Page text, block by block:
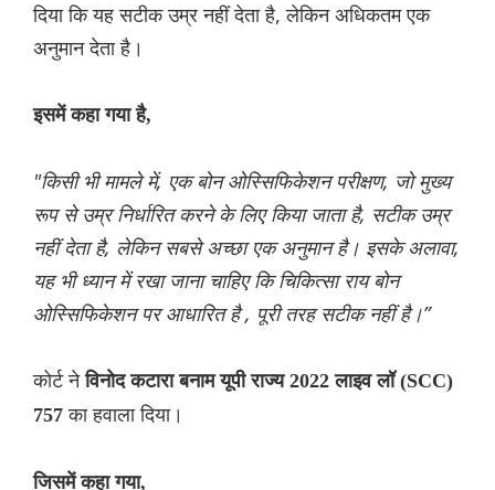
दिया कि यह सटीक उम्र नहीं देता है, लेकिन अधिकतम एक
अनुमान देता है।
इसमें कहा गया है,
"किसी भी मामले में, एक बोन ओस्सिफिकेशन परीक्षण, जो मुख्य
रूप से उम्र निर्धारित करने के लिए किया जाता है, सटीक उम्र
नहीं देता है, लेकिन सबसे अच्छा एक अनुमान है। इसके अलावा,
यह भी ध्यान में रखा जाना चाहिए कि चिकित्सा राय बोन
ओस्सिफिकेशन पर आधारित है , पूरी तरह सटीक नहीं है।”
कोर्ट नेविनोद कटारा बनाम यूपी राज्य 2022 लाइव लॉ (SCC)
757का हवाला दिया।
जिसमें कहा गया,